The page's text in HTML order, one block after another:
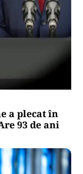
a plecat în
93 de ani